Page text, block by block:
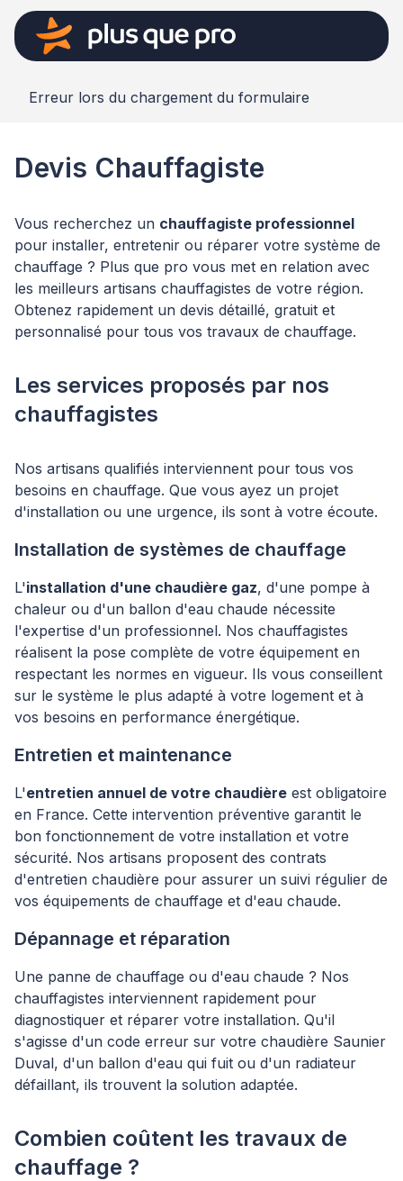
Erreur lors du chargement du formulaire
Devis Chauffagiste
Vous recherchez un chauffagiste professionnel
pour installer, entretenir ou réparer votre système de
chauffage ? Plus que pro vous met en relation avec
les meilleurs artisans chauffagistes de votre région.
Obtenez rapidement un devis détaillé, gratuit et
personnalisé pour tous vos travaux de chauffage.
Les services proposés par nos
chauffagistes
Nos artisans qualifiés interviennent pour tous vos
besoins en chauffage. Que vous ayez un projet
d'installation ou une urgence, ils sont à votre écoute.
Installation de systèmes de chauffage
L'installation d'une chaudière gaz, d'une pompe à
chaleur ou d'un ballon d'eau chaude nécessite
l'expertise d'un professionnel. Nos chauffagistes
réalisent la pose complète de votre équipement en
respectant les normes en vigueur. Ils vous conseillent
sur le système le plus adapté à votre logement et à
vos besoins en performance énergétique.
Entretien et maintenance
L'entretien annuel de votre chaudière est obligatoire
en France. Cette intervention préventive garantit le
bon fonctionnement de votre installation et votre
sécurité. Nos artisans proposent des contrats
d'entretien chaudière pour assurer un suivi régulier de
vos équipements de chauffage et d'eau chaude.
Dépannage et réparation
Une panne de chauffage ou d'eau chaude ? Nos
chauffagistes interviennent rapidement pour
diagnostiquer et réparer votre installation. Qu'il
s'agisse d'un code erreur sur votre chaudière Saunier
Duval, d'un ballon d'eau qui fuit ou d'un radiateur
défaillant, ils trouvent la solution adaptée.
Combien coûtent les travaux de
chauffage ?